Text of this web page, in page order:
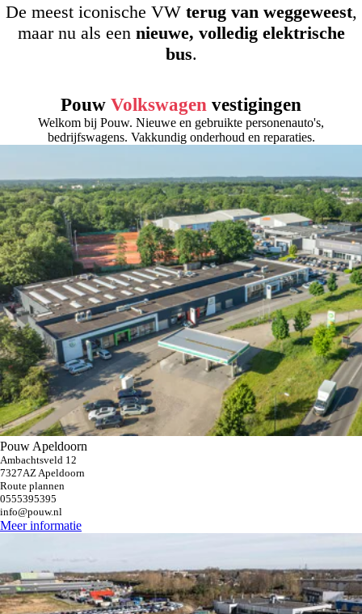
De meest iconische VW terug van weggeweest,
maar nu als een nieuwe, volledig elektrische
bus.
Pouw Volkswagen vestigingen
Welkom bij Pouw. Nieuwe en gebruikte personenauto's,
bedrijfswagens. Vakkundig onderhoud en reparaties.
Pouw Apeldoorn
Ambachtsveld 12
7327AZ Apeldoorn
Route plannen
0555395395
info@pouw.nl
Meer informatie